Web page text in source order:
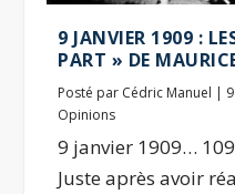
9 JANVIER 1909 :
PART » DE
Posté par Cédric Manuel |
Opinions
9 janvier 1909…
Juste après avoir